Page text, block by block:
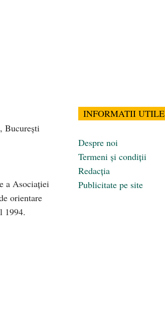
București
a Asociaţiei
orientare
1994.
INFORMATII UTILE
Despre noi
Termeni și condiții
Redacția
Publicitate pe site